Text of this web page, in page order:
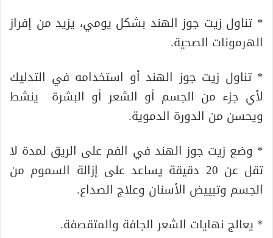
* تناول زيت جوز الهند بشكل يومي، يزيد من إفراز
الهرمونات الصحية.
* تناول زيت جوز الهند أو استخدامه في التدليك
لأي جزء من الجسم أو الشعر أو البشرة ينشط
ويحسن من الدورة الدموية.
* وضع زيت جوز الهند في الفم على الريق لمدة لا
تقل عن 20 دقيقة يساعد على إزالة السموم من
الجسم وتبييض الأسنان وعلاج الصداع.
* يعالج نهايات الشعر الجافة والمتقصفة.